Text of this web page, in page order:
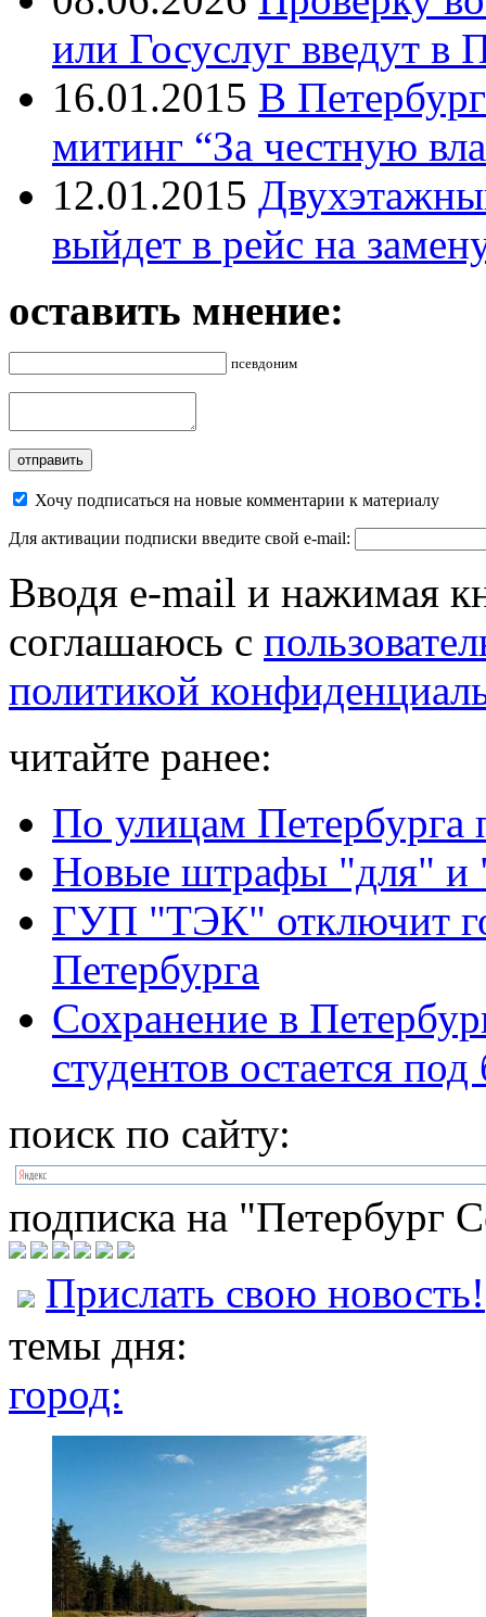
или Госуслуг введут в
16.01.2015 В
митинг “За честную
12.01.2015
выйдет в рейс на
оставить мнение:
псевдоним
Хочу подписаться на новые комментарии к материалу
Для активации подписки введите свой e-mail:
Вводя e-mail и нажимая
соглашаюсь с
политикой
читайте ранее:
По улицам Петербурга
Новые штрафы "для" и
ГУП "ТЭК" отключит
Петербурга
Сохранение в
студентов остается
поиск по сайту:
подписка на "Петербург
Прислать свою новость!
темы дня:
город: